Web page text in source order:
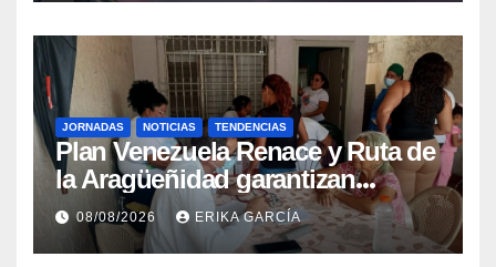
JORNADAS NOTICIAS TENDENCIAS
Plan Venezuela Renace y Ruta de
la Aragüeñidad garantizan
atención médica integral en
Aragua
08/08/2026 ERIKA GARCÍA